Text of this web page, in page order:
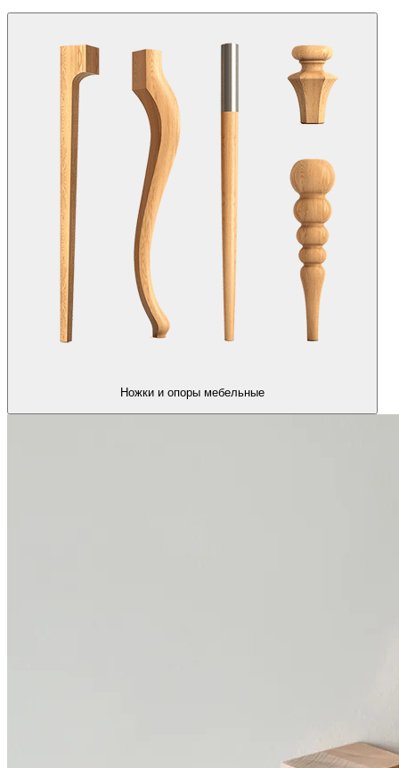
Ножки и опоры мебельные